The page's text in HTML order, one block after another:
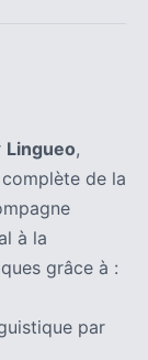
Lingueo,
de la
à la
grâce à :
par